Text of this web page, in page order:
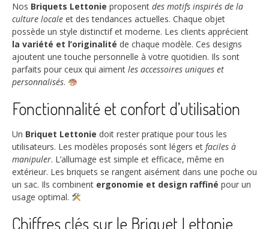
Nos Briquets Lettonie proposent des motifs inspirés de la
culture locale et des tendances actuelles. Chaque objet
possède un style distinctif et moderne. Les clients apprécient
la variété et l’originalité de chaque modèle. Ces designs
ajoutent une touche personnelle à votre quotidien. Ils sont
parfaits pour ceux qui aiment les accessoires uniques et
personnalisés.
Fonctionnalité et confort d’utilisation
Un Briquet Lettonie doit rester pratique pour tous les
utilisateurs. Les modèles proposés sont légers et faciles à
manipuler. L’allumage est simple et efficace, même en
extérieur. Les briquets se rangent aisément dans une poche ou
un sac. Ils combinent ergonomie et design raffiné pour un
usage optimal.
Chiffres clés sur le Briquet Lettonie